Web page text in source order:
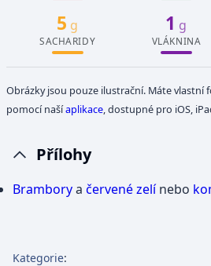
5 g
SACHARIDY
1 g
VLÁKNINA
Obrázky jsou pouze ilustrační. Máte vlastní
pomocí našíaplikace, dostupné pro iOS,
Přílohy
Bramborya červené zelínebo
Kategorie: